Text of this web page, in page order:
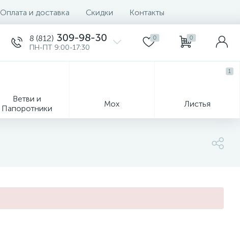
Оплата и доставка Скидки Контакты
8 (812) 309-98-30
ПН-ПТ 9:00-17:30
0 0
Ветви и
Папоротники
Мох Листья
1